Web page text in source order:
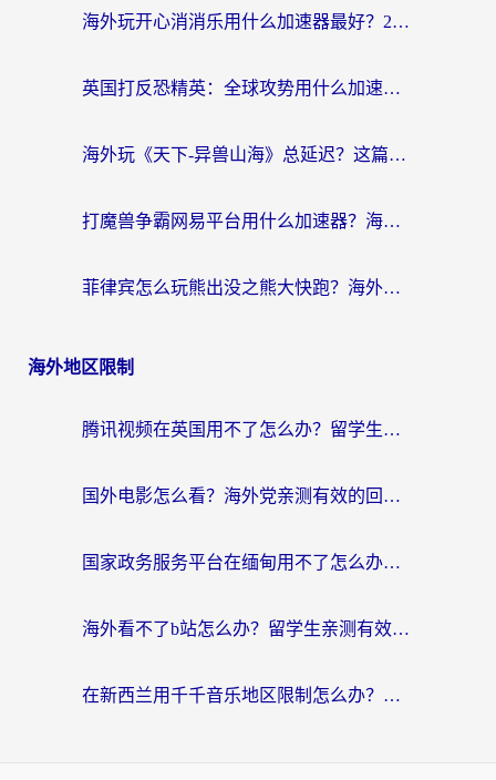
海外玩开心消消乐用什么加速器最好？2026真实体验指南，告别延迟卡顿
英国打反恐精英：全球攻势用什么加速器？2026年实测有效的国服游戏加速指南
海外玩《天下-异兽山海》总延迟？这篇延迟加速器指南帮你告别卡顿（附日本玩Sky光·遇最高警戒解决方案）
打魔兽争霸网易平台用什么加速器？海外党亲测有效的国服游戏加速指南
菲律宾怎么玩熊出没之熊大快跑？海外党国服游戏加速终极攻略（附3款热门游戏实测）
海外地区限制
腾讯视频在英国用不了怎么办？留学生亲测有效的回国加速器指南
国外电影怎么看？海外党亲测有效的回国加速器选择指南
国家政务服务平台在缅甸用不了怎么办？海外华人必看的回国加速全攻略
海外看不了b站怎么办？留学生亲测有效的回国加速器选择攻略，解决豆瓣音乐、美团外卖难题
在新西兰用千千音乐地区限制怎么办？海外华人必备的回国加速解决方案